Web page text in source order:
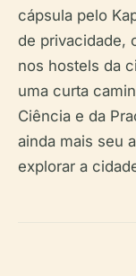
cápsula pelo
de privacidade,
nos hostels da
uma curta
Ciência e da
ainda mais seu
explorar a